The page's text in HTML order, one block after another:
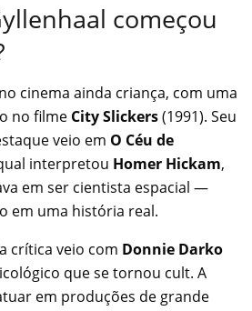
começou
cinema ainda criança, com uma
no filme City Slickers(1991). Seu
veio em O Céu de
interpretou Homer Hickam,
em ser cientista espacial —
em uma história real.
crítica veio com Donnie Darko
que se tornou cult. A
em produções de grande